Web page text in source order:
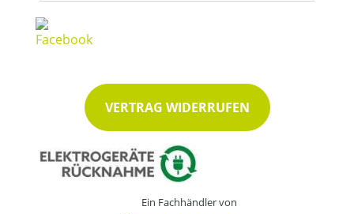
VERTRAG WIDERRUFEN
Ein Fachhändler von